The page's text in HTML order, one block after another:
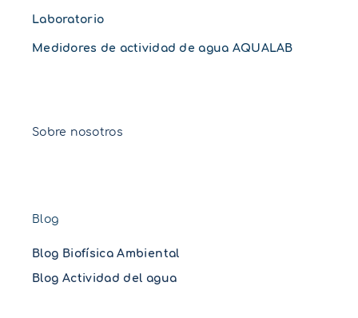
Laboratorio
Medidores de actividad de agua AQUALAB
Sobre nosotros
Blog
Blog Biofísica Ambiental
Blog Actividad del agua